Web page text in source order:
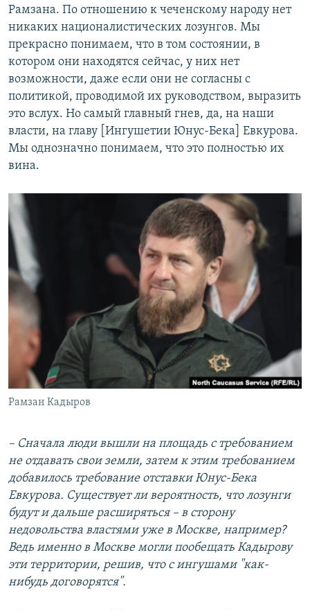
Рамзана. По отношению к чеченскому народу нет
никаких националистических лозунгов. Мы
прекрасно понимаем, что в том состоянии, в
котором они находятся сейчас, у них нет
возможности, даже если они не согласны с
политикой, проводимой их руководством, выразить
это вслух. Но самый главный гнев, да, на наши
власти, на главу [Ингушетии Юнус-Бека] Евкурова.
Мы однозначно понимаем, что это полностью их
вина.
Рамзан Кадыров
– Сначала люди вышли на площадь с требованием
не отдавать свои земли, затем к этим требованием
добавилось требование отставки Юнус-Бека
Евкурова. Существует ли вероятность, что лозунги
будут и дальше расширяться – в сторону
недовольства властями уже в Москве, например?
Ведь именно в Москве могли пообещать Кадырову
эти территории, решив, что с ингушами "как-
нибудь договорятся".